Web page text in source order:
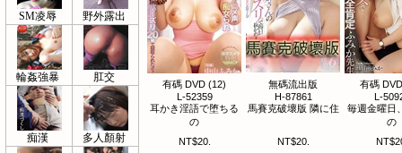
SM凌辱 野外露出
輪姦強暴 肛交
痴漢 多人顏射
有碼 DVD (12)
L-52359
耳かき淫語で堕ちる
の
NT$20.
無碼流出版
H-87861
馬賽克破壞版 隣に住
NT$20.
有碼
L-
毎週金曜日
の